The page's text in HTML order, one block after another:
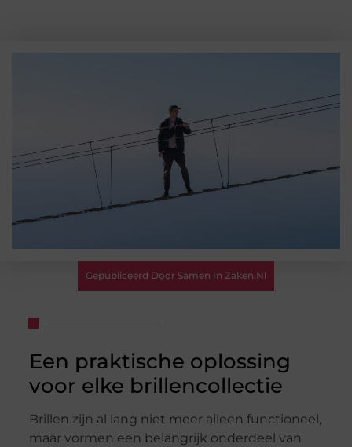
Gepubliceerd Door Samen In Zaken.nl
Een praktische oplossing
voor elke brillencollectie
Brillen zijn al lang niet meer alleen functioneel,
maar vormen een belangrijk onderdeel van